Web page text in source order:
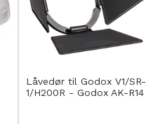
Låvedør til Godox V1/SR-
1/H200R - Godox AK-R14
Kjøp
LEGG